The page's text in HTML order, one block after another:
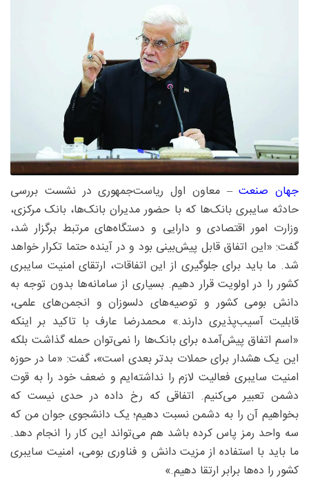
جهان‌ صنعت– معاون اول ریاست‌جمهوری در نشست بررسی
حادثه سایبری بانک‌ها که با حضور مدیران بانک‌ها، بانک مرکزی،
وزارت امور اقتصادی و دارایی و دستگاه‌های مرتبط برگزار شد،
گفت: «این اتفاق قابل پیش‌بینی بود و در آینده حتما تکرار خواهد
شد. ما باید برای جلوگیری از این اتفاقات، ارتقای امنیت سایبری
کشور را در اولویت قرار دهیم. بسیاری از سامانه‌ها بدون توجه به
دانش بومی کشور و توصیه‌های دلسوزان و انجمن‌های علمی،
قابلیت آسیب‌پذیری دارند.» محمدرضا عارف با تاکید بر اینکه
«اسم اتفاق پیش‌آمده برای بانک‌ها را نمی‌توان حمله گذاشت بلکه
این یک هشدار برای حملات بدتر بعدی است»، گفت: «ما در حوزه
امنیت سایبری فعالیت لازم را نداشته‌ایم و ضعف خود را به قوت
دشمن تعبیر می‌کنیم. اتفاقی که رخ داده در حدی نیست که
بخواهیم آن را به دشمن نسبت دهیم؛ یک دانشجوی جوان من که
سه واحد رمز پاس کرده باشد هم می‌تواند این کار را انجام دهد.
ما باید با استفاده از مزیت دانش و فناوری بومی، امنیت سایبری
کشور را ده‌ها برابر ارتقا دهیم.»